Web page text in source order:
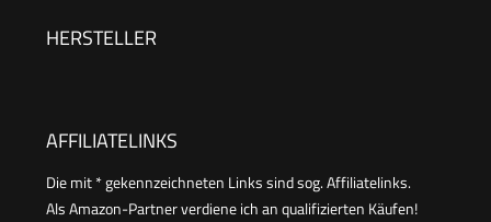
HERSTELLER
AFFILIATELINKS
Die mit * gekennzeichneten Links sind sog. Affiliatelinks.
Als Amazon-Partner verdiene ich an qualifizierten Käufen!